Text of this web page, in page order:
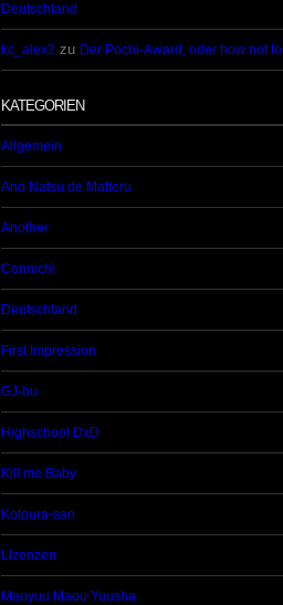
Deutschland
kc_alex2 zu Der Pochi-Award, oder how not to
KATEGORIEN
Allgemein
Ano Natsu de Matteru
Another
Connichi
Deutschland
First Impression
GJ-bu
Highschool DxD
Kill me Baby
Kotoura-san
Lizenzen
Maoyuu Maou Yuusha